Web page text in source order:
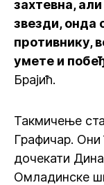
захтевна,
звезди, онда
противнику,
умете и
Брајић.
Такмичење
Графичар.
дочекати
Омладинске